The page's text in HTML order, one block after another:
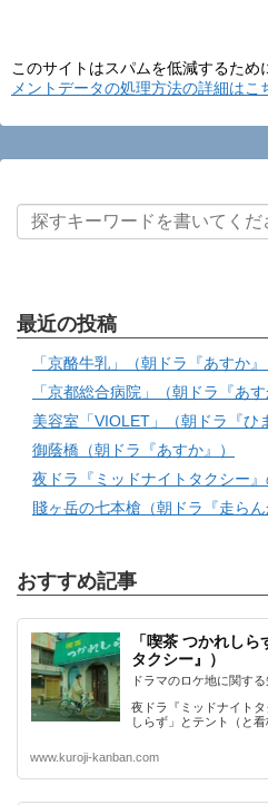
このサイトはスパムを低減するため
メントデータの処理方法の詳細はこ
最近の投稿
「京酪牛乳」（朝ドラ『あすか』
「京都総合病院」（朝ドラ『あす
美容室「VIOLET」（朝ドラ『ひ
御蔭橋（朝ドラ『あすか』）
夜ドラ『ミッドナイトタクシー』
賤ヶ岳の七本槍（朝ドラ『走らん
おすすめ記事
「喫茶 つかれし
タクシー』）
ドラマのロケ地に関する
夜ドラ『ミッドナイト
しらず」とテント（と
www.kuroji-kanban.com